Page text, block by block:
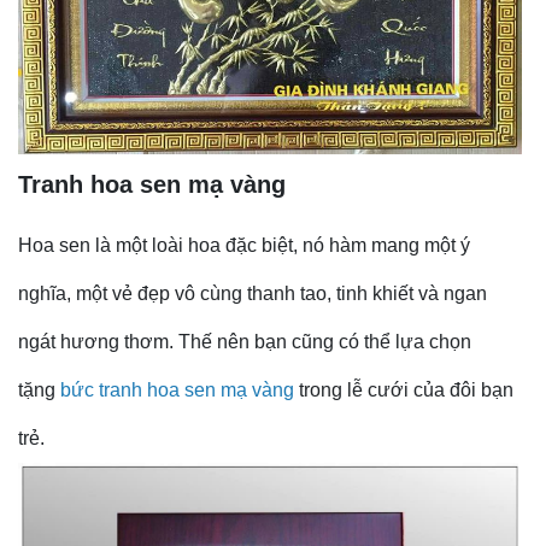
Tranh hoa sen mạ vàng
Hoa sen là một loài hoa đặc biệt, nó hàm mang một ý
nghĩa, một vẻ đẹp vô cùng thanh tao, tinh khiết và ngan
ngát hương thơm. Thế nên bạn cũng có thể lựa chọn
tặng bức tranh hoa sen mạ vàng trong lễ cưới của đôi bạn
trẻ.